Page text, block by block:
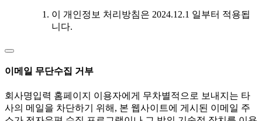
이 개인정보 처리방침은 2024.12.1 일부터 적용됩
니다.
이메일 무단수집 거부
회사명입력 홈페이지 이용자에게 무차별적으로 보내지는 타
사의 메일을 차단하기 위해, 본 웹사이트에 게시된 이메일 주